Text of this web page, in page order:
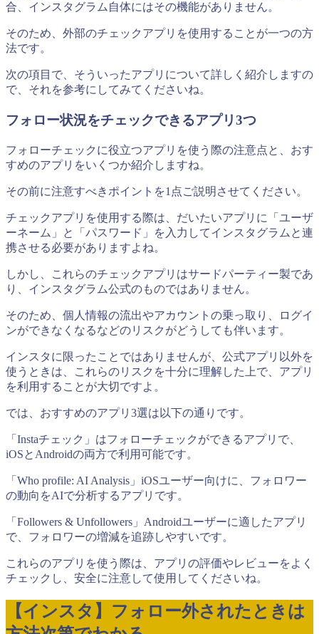
合、インスタグラム自体にはその機能がありません。
そのため、外部のチェックアプリを使用することが一つの方
法です。
次の項目で、そういったアプリについて詳しく紹介しますの
で、それを参考にしてみてくださいね。
フォロー状況をチェックできるアプリ3つ
フォローチェックに役立つアプリを使う際の注意点と、おす
すめのアプリをいくつか紹介しますね。
その前に注意すべきポイントを1点ご説明させてください。
チェックアプリを使用する際は、だいたいアプリに「ユーザ
ーネーム」と「パスワード」を入力してインスタグラムと連
携させる必要がありますよね。
しかし、これらのチェックアプリはサードパーティー製であ
り、インスタグラム公式のものではありません。
そのため、個人情報の流出やアカウントの乗っ取り、ログイ
ンができなくなるなどのリスクがどうしても伴います。
インスタに限ったことではありませんが、公式アプリ以外を
使うときは、これらのリスクを十分に理解した上で、アプリ
を利用することが大切ですよ。
では、おすすめのアプリ3選は以下の通りです。
「Instaチェック」はフォローチェックができるアプリで、
iOSとAndroidの両方で利用可能です。
「Who profile: AI Analysis」iOSユーザー向けに、フォロワー
の動向をAIで分析するアプリです。
「Followers & Unfollowers」Androidユーザーに適したアプリ
で、フォロワーの増減を追跡しやすいです。
これらのアプリを使う際は、アプリの評価やレビューをよく
チェックし、安全に注意して使用してくださいね。
【インスタ】フォロー外されたときは